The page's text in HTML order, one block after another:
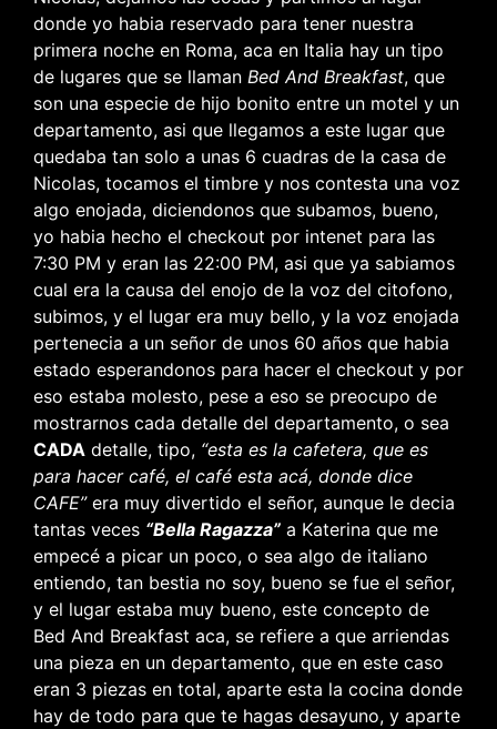
donde yo habia reservado para tener nuestra
primera noche en Roma, aca en Italia hay un tipo
de lugares que se llaman Bed And Breakfast, que
son una especie de hijo bonito entre un motel y un
departamento, asi que llegamos a este lugar que
quedaba tan solo a unas 6 cuadras de la casa de
Nicolas, tocamos el timbre y nos contesta una voz
algo enojada, diciendonos que subamos, bueno,
yo habia hecho el checkout por intenet para las
7:30 PM y eran las 22:00 PM, asi que ya sabiamos
cual era la causa del enojo de la voz del citofono,
subimos, y el lugar era muy bello, y la voz enojada
pertenecia a un señor de unos 60 años que habia
estado esperandonos para hacer el checkout y por
eso estaba molesto, pese a eso se preocupo de
mostrarnos cada detalle del departamento, o sea
CADA detalle, tipo, “esta es la cafetera, que es
para hacer café, el café esta acá, donde dice
CAFE”era muy divertido el señor, aunque le decia
tantas veces “Bella Ragazza” a Katerina que me
empecé a picar un poco, o sea algo de italiano
entiendo, tan bestia no soy, bueno se fue el señor,
y el lugar estaba muy bueno, este concepto de
Bed And Breakfast aca, se refiere a que arriendas
una pieza en un departamento, que en este caso
eran 3 piezas en total, aparte esta la cocina donde
hay de todo para que te hagas desayuno, y aparte